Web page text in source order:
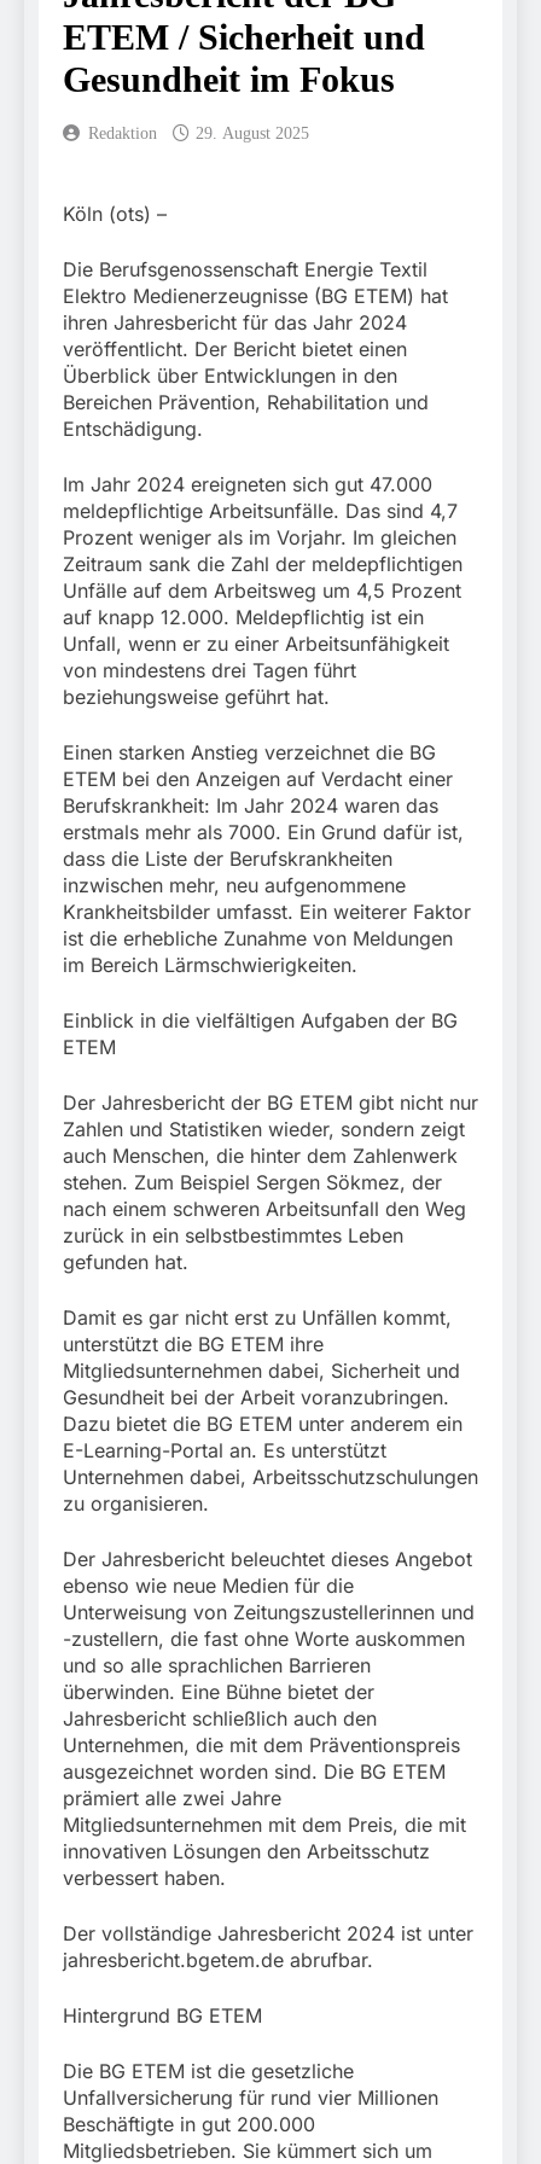
Tatverdächtigen fest / Mann
nach Gleissturz verletzt
5. August 2026
FW-M: Brand in
stillgelegtem
Bahngebäude (Sendling)
5. August 2026
Mehr als 17.000 Zigaretten
eines Steuerstrafverfahrens
eingereist/Bundespolizei
stellt Auto sicher
Bundespolizeidirektion
München: Unerlaubte
Einreise mit dem
Kraftfahrzeug/Bundespolizei
weist Beschuldigten nach
Moldau zurück
3. August 2026
FW-M:
Wochenendrückblick der
Feuerwehr München für
den 31. Juli bis 2. August
3. August 2026
Einsatz am Bahnhof
Dachau
FW-M: Technische
Rettung in
Tiefgaragenzufahrt
31. Juli 2026
ETEM / Sicherheit und
Gesundheit im Fokus
Redaktion 29. August 2025
Köln (ots) –
Die Berufsgenossenschaft Energie Textil
Elektro Medienerzeugnisse (BG ETEM) hat
ihren Jahresbericht für das Jahr 2024
veröffentlicht. Der Bericht bietet einen
Überblick über Entwicklungen in den
Bereichen Prävention, Rehabilitation und
Entschädigung.
Im Jahr 2024 ereigneten sich gut 47.000
meldepflichtige Arbeitsunfälle. Das sind 4,7
Prozent weniger als im Vorjahr. Im gleichen
Zeitraum sank die Zahl der meldepflichtigen
Unfälle auf dem Arbeitsweg um 4,5 Prozent
auf knapp 12.000. Meldepflichtig ist ein
Unfall, wenn er zu einer Arbeitsunfähigkeit
von mindestens drei Tagen führt
beziehungsweise geführt hat.
Einen starken Anstieg verzeichnet die BG
ETEM bei den Anzeigen auf Verdacht einer
Berufskrankheit: Im Jahr 2024 waren das
erstmals mehr als 7000. Ein Grund dafür ist,
dass die Liste der Berufskrankheiten
inzwischen mehr, neu aufgenommene
Krankheitsbilder umfasst. Ein weiterer Faktor
ist die erhebliche Zunahme von Meldungen
im Bereich Lärmschwierigkeiten.
Einblick in die vielfältigen Aufgaben der BG
ETEM
Der Jahresbericht der BG ETEM gibt nicht nur
Zahlen und Statistiken wieder, sondern zeigt
auch Menschen, die hinter dem Zahlenwerk
stehen. Zum Beispiel Sergen Sökmez, der
nach einem schweren Arbeitsunfall den Weg
zurück in ein selbstbestimmtes Leben
gefunden hat.
Damit es gar nicht erst zu Unfällen kommt,
unterstützt die BG ETEM ihre
Mitgliedsunternehmen dabei, Sicherheit und
Gesundheit bei der Arbeit voranzubringen.
Dazu bietet die BG ETEM unter anderem ein
E-Learning-Portal an. Es unterstützt
Unternehmen dabei, Arbeitsschutzschulungen
zu organisieren.
Der Jahresbericht beleuchtet dieses Angebot
ebenso wie neue Medien für die
Unterweisung von Zeitungszustellerinnen und
-zustellern, die fast ohne Worte auskommen
und so alle sprachlichen Barrieren
überwinden. Eine Bühne bietet der
Jahresbericht schließlich auch den
Unternehmen, die mit dem Präventionspreis
ausgezeichnet worden sind. Die BG ETEM
prämiert alle zwei Jahre
Mitgliedsunternehmen mit dem Preis, die mit
innovativen Lösungen den Arbeitsschutz
verbessert haben.
Der vollständige Jahresbericht 2024 ist unter
jahresbericht.bgetem.de abrufbar.
Hintergrund BG ETEM
Die BG ETEM ist die gesetzliche
Unfallversicherung für rund vier Millionen
Beschäftigte in gut 200.000
Mitgliedsbetrieben. Sie kümmert sich um